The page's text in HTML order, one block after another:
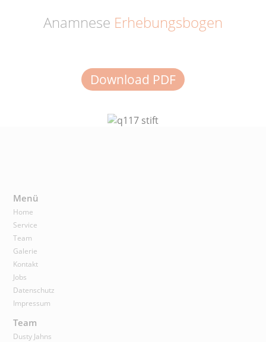
Anamnese Erhebungsbogen
Download PDF
Menü
Home
Service
Team
Galerie
Kontakt
Jobs
Datenschutz
Impressum
Team
Dusty Jahns